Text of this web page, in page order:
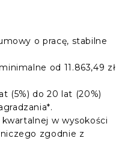
o pracę, stabilne
od 11.863,49 zł
(5%) do 20 lat (20%)
w wysokości
zgodnie z